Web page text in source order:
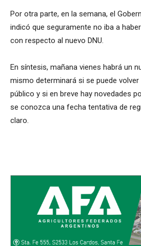
Por otra parte, en la semana, el
indicó que seguramente no iba a
con respecto al nuevo DNU.
En síntesis, mañana vienes habrá un
mismo determinará si se puede
público y si en breve hay novedades
se conozca una fecha tentativa de
claro.